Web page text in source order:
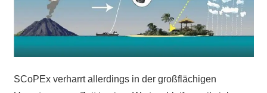
SCoPEx verharrt allerdings in der großflächigen